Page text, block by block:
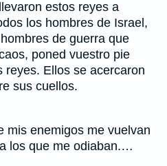
estos reyes a
los hombres de Israel,
de guerra que
poned vuestro pie
reyes. Ellos se acercaron
sus cuellos.
mis enemigos me vuelvan
los que me odiaban.…